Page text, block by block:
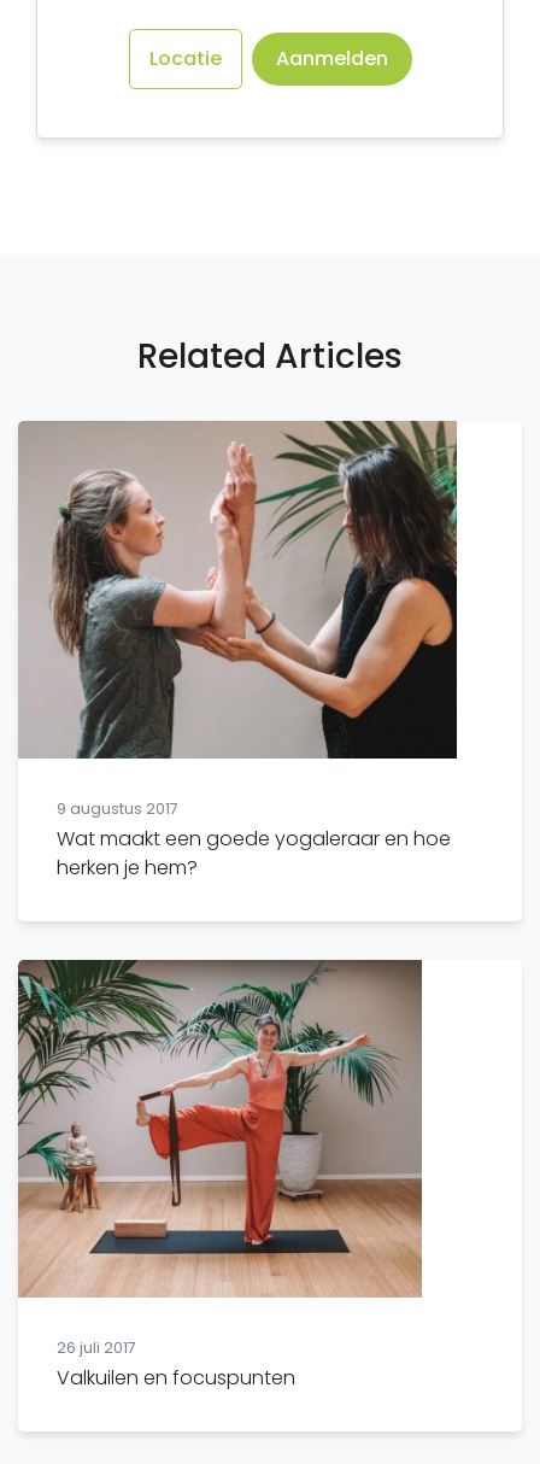
Locatie Aanmelden
Related Articles
9 augustus 2017
Wat maakt een goede yogaleraar en hoe
herken je hem?
26 juli 2017
Valkuilen en focuspunten